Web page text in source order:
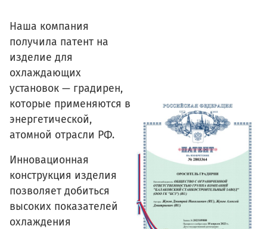
Наша компания
получила патент на
изделие для
охлаждающих
установок — градирен,
которые применяются в
энергетической,
атомной отрасли РФ.
Инновационная
конструкция изделия
позволяет добиться
высоких показателей
охлаждения